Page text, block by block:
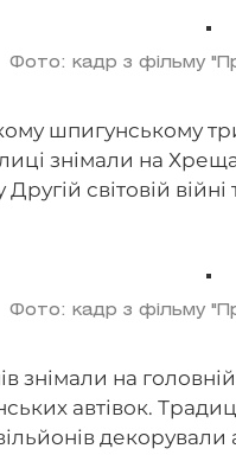
Фото: кадр з фільму
шпигунському
знімали на
Другій світовій
Фото: кадр з фільму
знімали на
автівок.